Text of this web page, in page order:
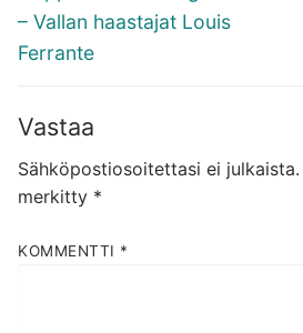
– Vallan haastajat Louis
Ferrante
Vastaa
Sähköpostiosoitettasi ei julkaista.
merkitty *
KOMMENTTI *